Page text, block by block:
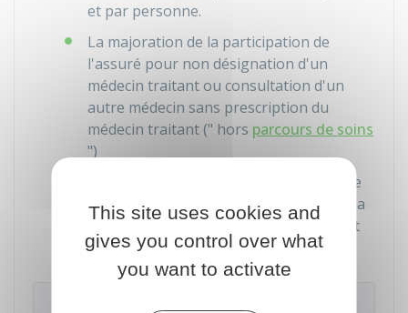
et par personne.
La majoration de la participation de
l'assuré pour non désignation d'un
médecin traitant ou consultation d'un
autre médecin sans prescription du
médecin traitant (" hors parcours de soins
")
Les dépassements d'honoraires lorsque
l'assuré consulte un spécialiste auquel la
loi ne permet pas d'accéder directement
sans passer par un médecin traitant.
This site uses cookies and
gives you control over what
you want to activate